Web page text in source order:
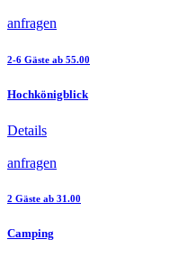
anfragen
2-6 Gäste ab 55.00
Hochkönigblick
Details
anfragen
2 Gäste ab 31.00
Camping